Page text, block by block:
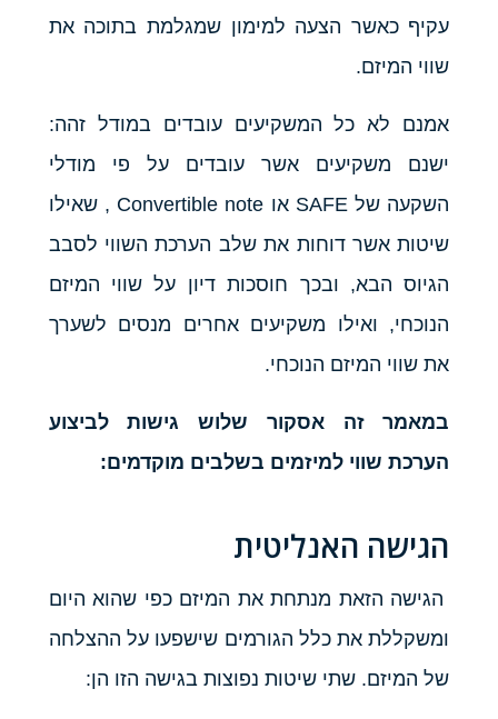
עקיף כאשר הצעה למימון שמגלמת בתוכה את
שווי המיזם.
אמנם לא כל המשקיעים עובדים במודל זהה:
ישנם משקיעים אשר עובדים על פי מודלי
השקעה של SAFE או Convertible note , שאילו
שיטות אשר דוחות את שלב הערכת השווי לסבב
הגיוס הבא, ובכך חוסכות דיון על שווי המיזם
הנוכחי, ואילו משקיעים אחרים מנסים לשערך
את שווי המיזם הנוכחי.
במאמר זה אסקור שלוש גישות לביצוע
הערכת שווי למיזמים בשלבים מוקדמים:
הגישה האנליטית
הגישה הזאת מנתחת את המיזם כפי שהוא היום
ומשקללת את כלל הגורמים שישפעו על ההצלחה
של המיזם. שתי שיטות נפוצות בגישה הזו הן: